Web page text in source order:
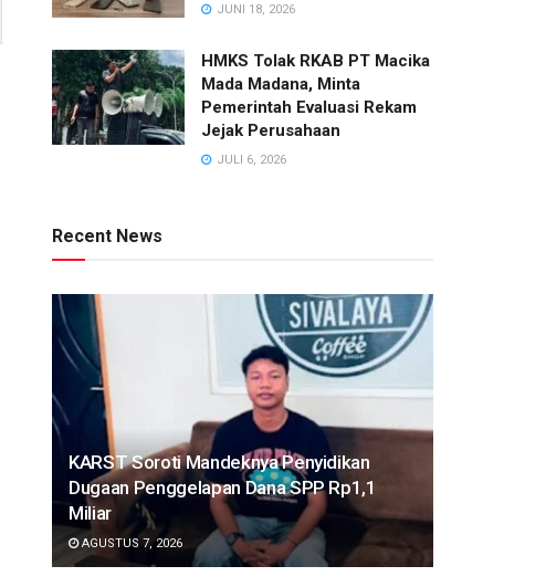
JUNI 18, 2026
HMKS Tolak RKAB PT Macika
Mada Madana, Minta
Pemerintah Evaluasi Rekam
Jejak Perusahaan
JULI 6, 2026
Recent News
KARST Soroti Mandeknya Penyidikan
Dugaan Penggelapan Dana SPP Rp1,1
Miliar
AGUSTUS 7, 2026